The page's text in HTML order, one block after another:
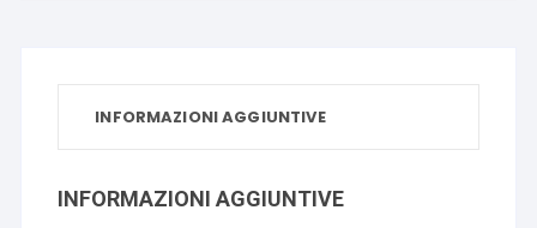
INFORMAZIONI AGGIUNTIVE
INFORMAZIONI AGGIUNTIVE